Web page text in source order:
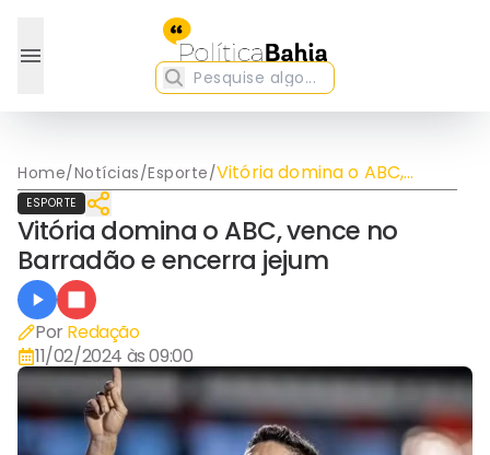
Home/Notícias/Esporte/Vitória domina o ABC,
vence no Barradão e
ESPORTE
Vitória domina o ABC, vence no
Barradão e encerra jejum
Por Redação
11/02/2024 às 09:00